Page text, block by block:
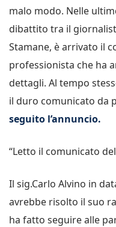
malo modo. Nelle
dibattito tra il
Stamane, è arrivato il
professionista che ha
dettagli. Al tempo
il duro comunicato da
seguito l’annuncio.
“Letto il comunicato
Il sig.Carlo Alvino in
avrebbe risolto il suo
ha fatto seguire alle